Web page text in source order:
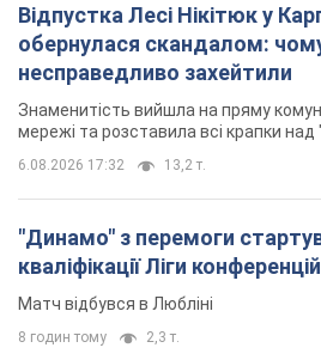
Відпустка Лесі Нікітюк у
обернулася скандалом:
несправедливо захейтили
Знаменитість вийшла на пряму
мережі та розставила всі крапки над
6.08.2026 17:32 13,2 т.
"Динамо" з перемоги
кваліфікації Ліги
Матч відбувся в Любліні
8 годин тому 2,3 т.